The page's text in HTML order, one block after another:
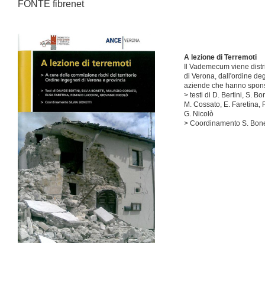
FONTE fibrenet
A lezione di Terremoti
Il Vademecum viene
di Verona, dall'ordine
aziende che hanno
> testi di D. Bertini, S.
M. Cossato, E. Faretina,
G. Nicolò
> Coordinamento S.